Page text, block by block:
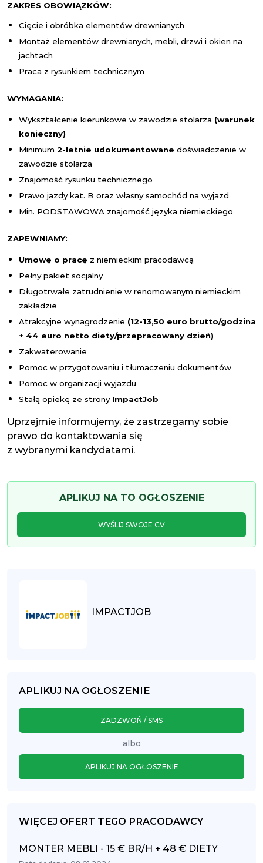
ZAKRES OBOWIĄZKÓW:
Cięcie i obróbka elementów drewnianych
Montaż elementów drewnianych, mebli, drzwi i okien na
jachtach
Praca z rysunkiem technicznym
WYMAGANIA:
Wykształcenie kierunkowe w zawodzie stolarza (warunek
konieczny)
Minimum 2-letnie udokumentowane doświadczenie w
zawodzie stolarza
Znajomość rysunku technicznego
Prawo jazdy kat. B oraz własny samochód na wyjazd
Min. PODSTAWOWA znajomość języka niemieckiego
ZAPEWNIAMY:
Umowę o pracę z niemieckim pracodawcą
Pełny pakiet socjalny
Długotrwałe zatrudnienie w renomowanym niemieckim
zakładzie
Atrakcyjne wynagrodzenie (12-13,50 euro brutto/godzina
+ 44 euro netto diety/przepracowany dzień)
Zakwaterowanie
Pomoc w przygotowaniu i tłumaczeniu dokumentów
Pomoc w organizacji wyjazdu
Stałą opiekę ze strony ImpactJob
Uprzejmie informujemy, że zastrzegamy sobie
prawo do kontaktowania się
z wybranymi kandydatami.
APLIKUJ NA TO OGŁOSZENIE
WYŚLIJ SWOJE CV
IMPACTJOB
APLIKUJ NA OGŁOSZENIE
ZADZWOŃ / SMS
albo
APLIKUJ NA OGŁOSZENIE
WIĘCEJ OFERT TEGO PRACODAWCY
MONTER MEBLI - 15 € BR/H + 48 € DIETY